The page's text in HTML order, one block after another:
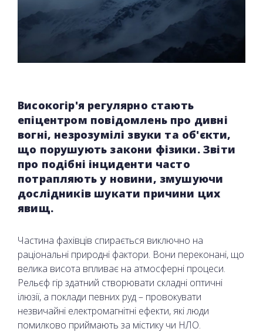
Високогір'я регулярно стають
епіцентром повідомлень про дивні
вогні, незрозумілі звуки та об'єкти,
що порушують закони фізики. Звіти
про подібні інциденти часто
потрапляють у новини, змушуючи
дослідників шукати причини цих
явищ.
Частина фахівців спирається виключно на
раціональні природні фактори. Вони переконані, що
велика висота впливає на атмосферні процеси.
Рельєф гір здатний створювати складні оптичні
ілюзії, а поклади певних руд – провокувати
незвичайні електромагнітні ефекти, які люди
помилково приймають за містику чи НЛО.